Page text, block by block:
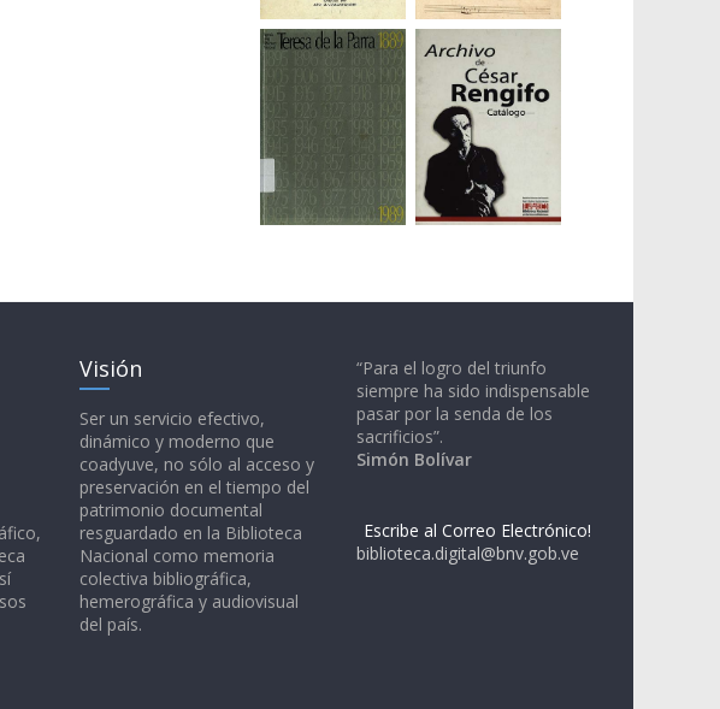
Visión
Ser un servicio efectivo,
dinámico y moderno que
coadyuve, no sólo al acceso y
preservación en el tiempo del
patrimonio documental
resguardado en la Biblioteca
Nacional como memoria
colectiva bibliográfica,
hemerográfica y audiovisual
del país.
“Para el logro del triunfo
siempre ha sido indispensable
pasar por la senda de los
sacrificios”.
Simón Bolívar
Escribe al Correo Electrónico!
biblioteca.digital@bnv.gob.ve